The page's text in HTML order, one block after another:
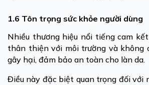
1.6 Tôn trọng sức khỏe người dùng
Nhiều thương hiệu nổi tiếng cam
thân thiện với môi trường và không
gây hại, đảm bảo an toàn cho làn da.
Điều này đặc biệt quan trọng đối với